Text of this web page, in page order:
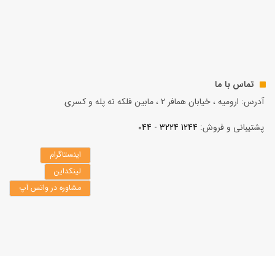
تماس با ما
آدرس: ارومیه ، خیابان همافر 2 ، مابين فلكه نه پله و کسری
پشتیبانی و فروش: 1244 3224 - 044
اینستاگرام
لینکداین
مشاوره در واتس آپ